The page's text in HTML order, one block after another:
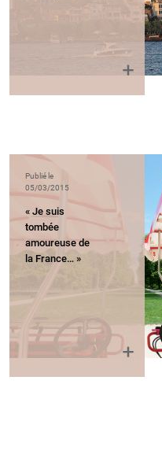
Publié le
05/03/2015
« Je suis
tombée
amoureuse de
la France… »